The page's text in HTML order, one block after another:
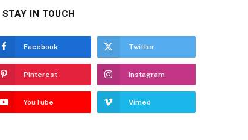
STAY IN TOUCH
Facebook Twitter
Pinterest Instagram
YouTube Vimeo